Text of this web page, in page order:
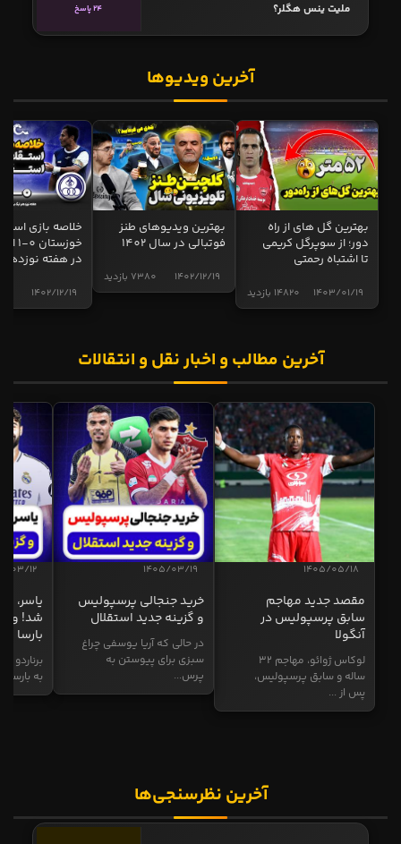
ملیت ینس هگلر؟ 24 پاسخ
آخرین ویدیوها
بهترین گل های از راه
دور؛ از سوپرگل کریمی
تا اشتباه رحمتی
14820 بازدید 1403/01/19
بهترین ویدیوهای طنز
فوتبالی در سال 1402
7380 بازدید 1402/12/19
خلاصه بازی
در هفته نوزدهم
1402/12/19
آخرین مطالب و اخبار نقل و انتقالات
1405/05/18
مقصد جدید مهاجم
سابق پرسپولیس در
آنگولا
لوکاس ژوائو، مهاجم ۳۲
ساله و سابق پرسپولیس،
پس از ...
1405/03/19
خرید جنجالی پرسپولیس
و گزینه جدید استقلال
در حالی که آریا یوسفی چراغ
سبزی برای پیوستن به
پرس...
03/12
یاسر،
شد! و
بارسا
برناردو
به بارسا
آخرین نظرسنجی‌ها